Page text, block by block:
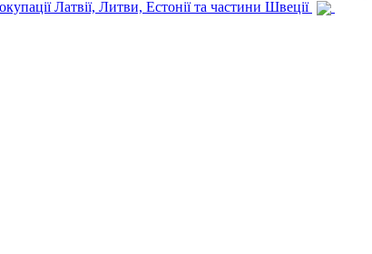
Латвії, Литви, Естонії та частини Швеції